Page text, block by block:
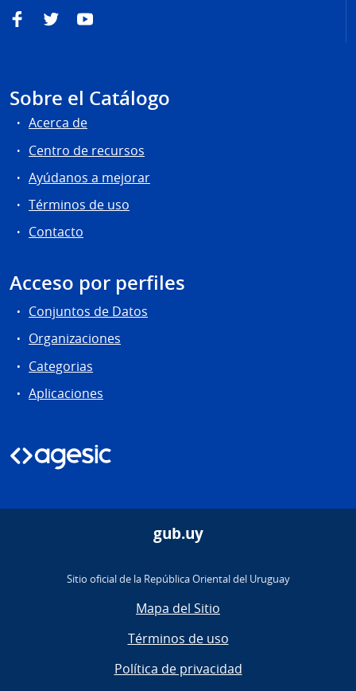
FacebookTwitterYouTube
Sobre el Catálogo
Acerca de
Centro de recursos
Ayúdanos a mejorar
Términos de uso
Contacto
Acceso por perfiles
Conjuntos de Datos
Organizaciones
Categorias
Aplicaciones
gub.uy
Sitio oficial de la República Oriental del Uruguay
Mapa del Sitio
Términos de uso
Política de privacidad